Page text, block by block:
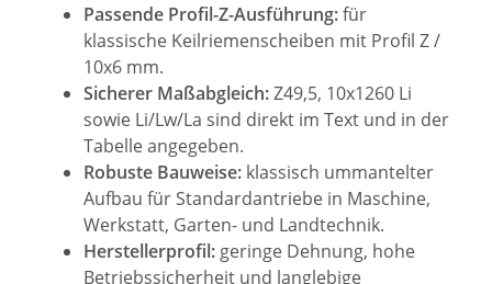
Passende Profil-Z-Ausführung:für
klassische Keilriemenscheiben mit Profil Z /
10x6 mm.
Sicherer Maßabgleich:Z49,5, 10x1260 Li
sowie Li/Lw/La sind direkt im Text und in der
Tabelle angegeben.
Robuste Bauweise: klassisch ummantelter
Aufbau für Standardantriebe in Maschine,
Werkstatt, Garten- und Landtechnik.
Herstellerprofil: geringe Dehnung, hohe
Betriebssicherheit und langlebige